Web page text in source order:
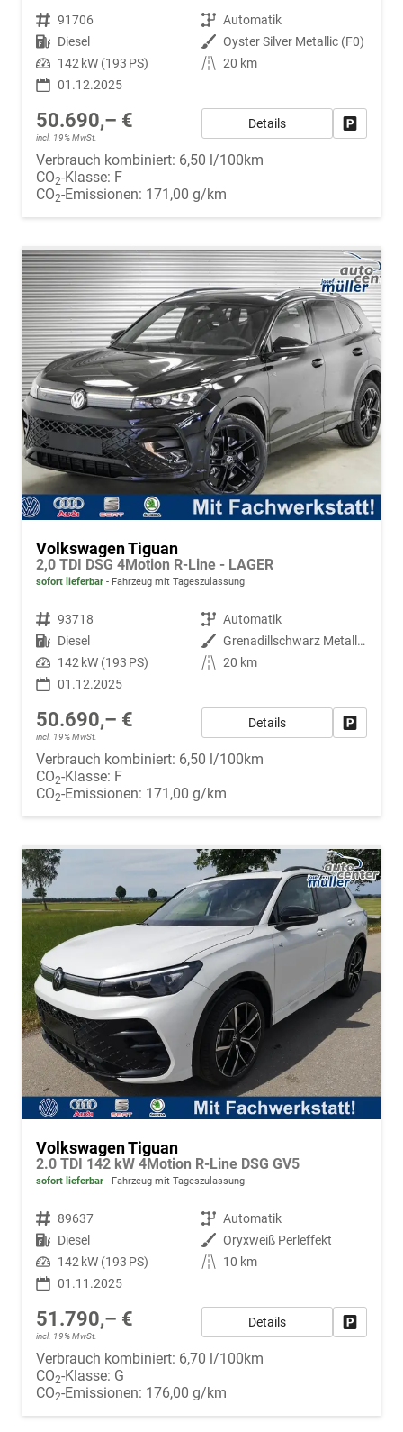
Fahrzeugnr. 91706 Getriebe Automatik
Kraftstoff Diesel Außenfarbe Oyster Silver Metallic (F0)
Leistung 142 kW (193 PS) Kilometerstand 20 km
01.12.2025
50.690,– €
incl. 19% MwSt.
Details
Verbrauch kombiniert: 6,50 l/100km
CO2-Klasse: F
CO2-Emissionen: 171,00 g/km
Volkswagen Tiguan
2,0 TDI DSG 4Motion R-Line - LAGER
sofort lieferbar Fahrzeug mit Tageszulassung
Fahrzeugnr. 93718 Getriebe Automatik
Kraftstoff Diesel Außenfarbe
Grenadillschwarz Metallic (0E)
Leistung 142 kW (193 PS) Kilometerstand 20 km
01.12.2025
50.690,– €
incl. 19% MwSt.
Details
Verbrauch kombiniert: 6,50 l/100km
CO2-Klasse: F
CO2-Emissionen: 171,00 g/km
Volkswagen Tiguan
2.0 TDI 142 kW 4Motion R-Line DSG GV5
sofort lieferbar Fahrzeug mit Tageszulassung
Fahrzeugnr. 89637 Getriebe Automatik
Kraftstoff Diesel Außenfarbe Oryxweiß Perleffekt
Leistung 142 kW (193 PS) Kilometerstand
10 km
01.11.2025
51.790,– €
incl. 19% MwSt.
Details
Verbrauch kombiniert: 6,70 l/100km
CO2-Klasse: G
CO2-Emissionen: 176,00 g/km